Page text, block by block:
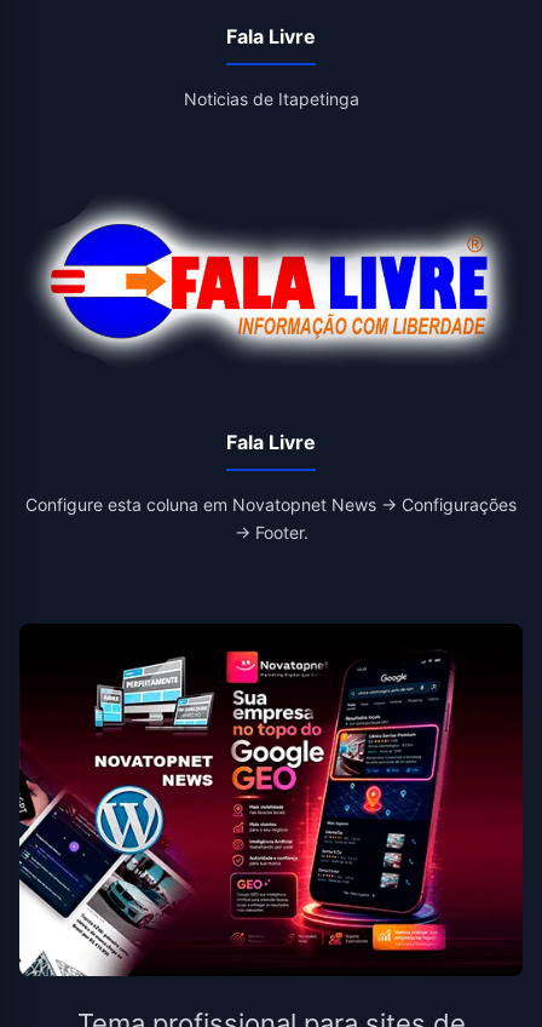
Fala Livre
Noticias de Itapetinga
Fala Livre
Configure esta coluna em Novatopnet News → Configurações
→ Footer.